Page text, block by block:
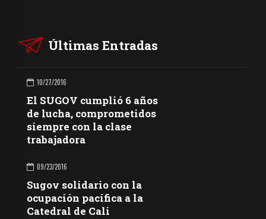
Últimas Entradas
10/27/2016
El SUGOV cumplió 6 años
de lucha, comprometidos
siempre con la clase
trabajadora
09/23/2016
Sugov solidario con la
ocupación pacífica a la
Catedral de Cali